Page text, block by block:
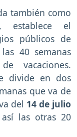
también como
, establece el
públicos de
40 semanas
vacaciones.
divide en dos
que va de
del 14 de julio
las otras 20